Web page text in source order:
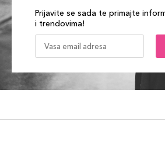
Prijavite se sada te primajte
i trendovima!